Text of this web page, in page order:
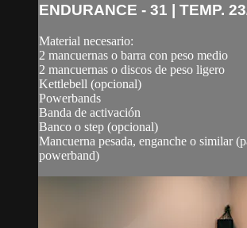
ENDURANCE - 31 | TEMP.
Material necesario:
2 mancuernas o barra con peso medio
2 mancuernas o discos de peso ligero
Kettlebell (opcional)
Powerbands
Banda de activación
Banco o step (opcional)
Mancuerna pesada, enganche o similar
powerband)